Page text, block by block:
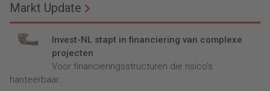
Markt Update
Invest-NL stapt in financiering van complexe
projecten
Voor financieringsstructuren die risico’s
hanteerbaar...